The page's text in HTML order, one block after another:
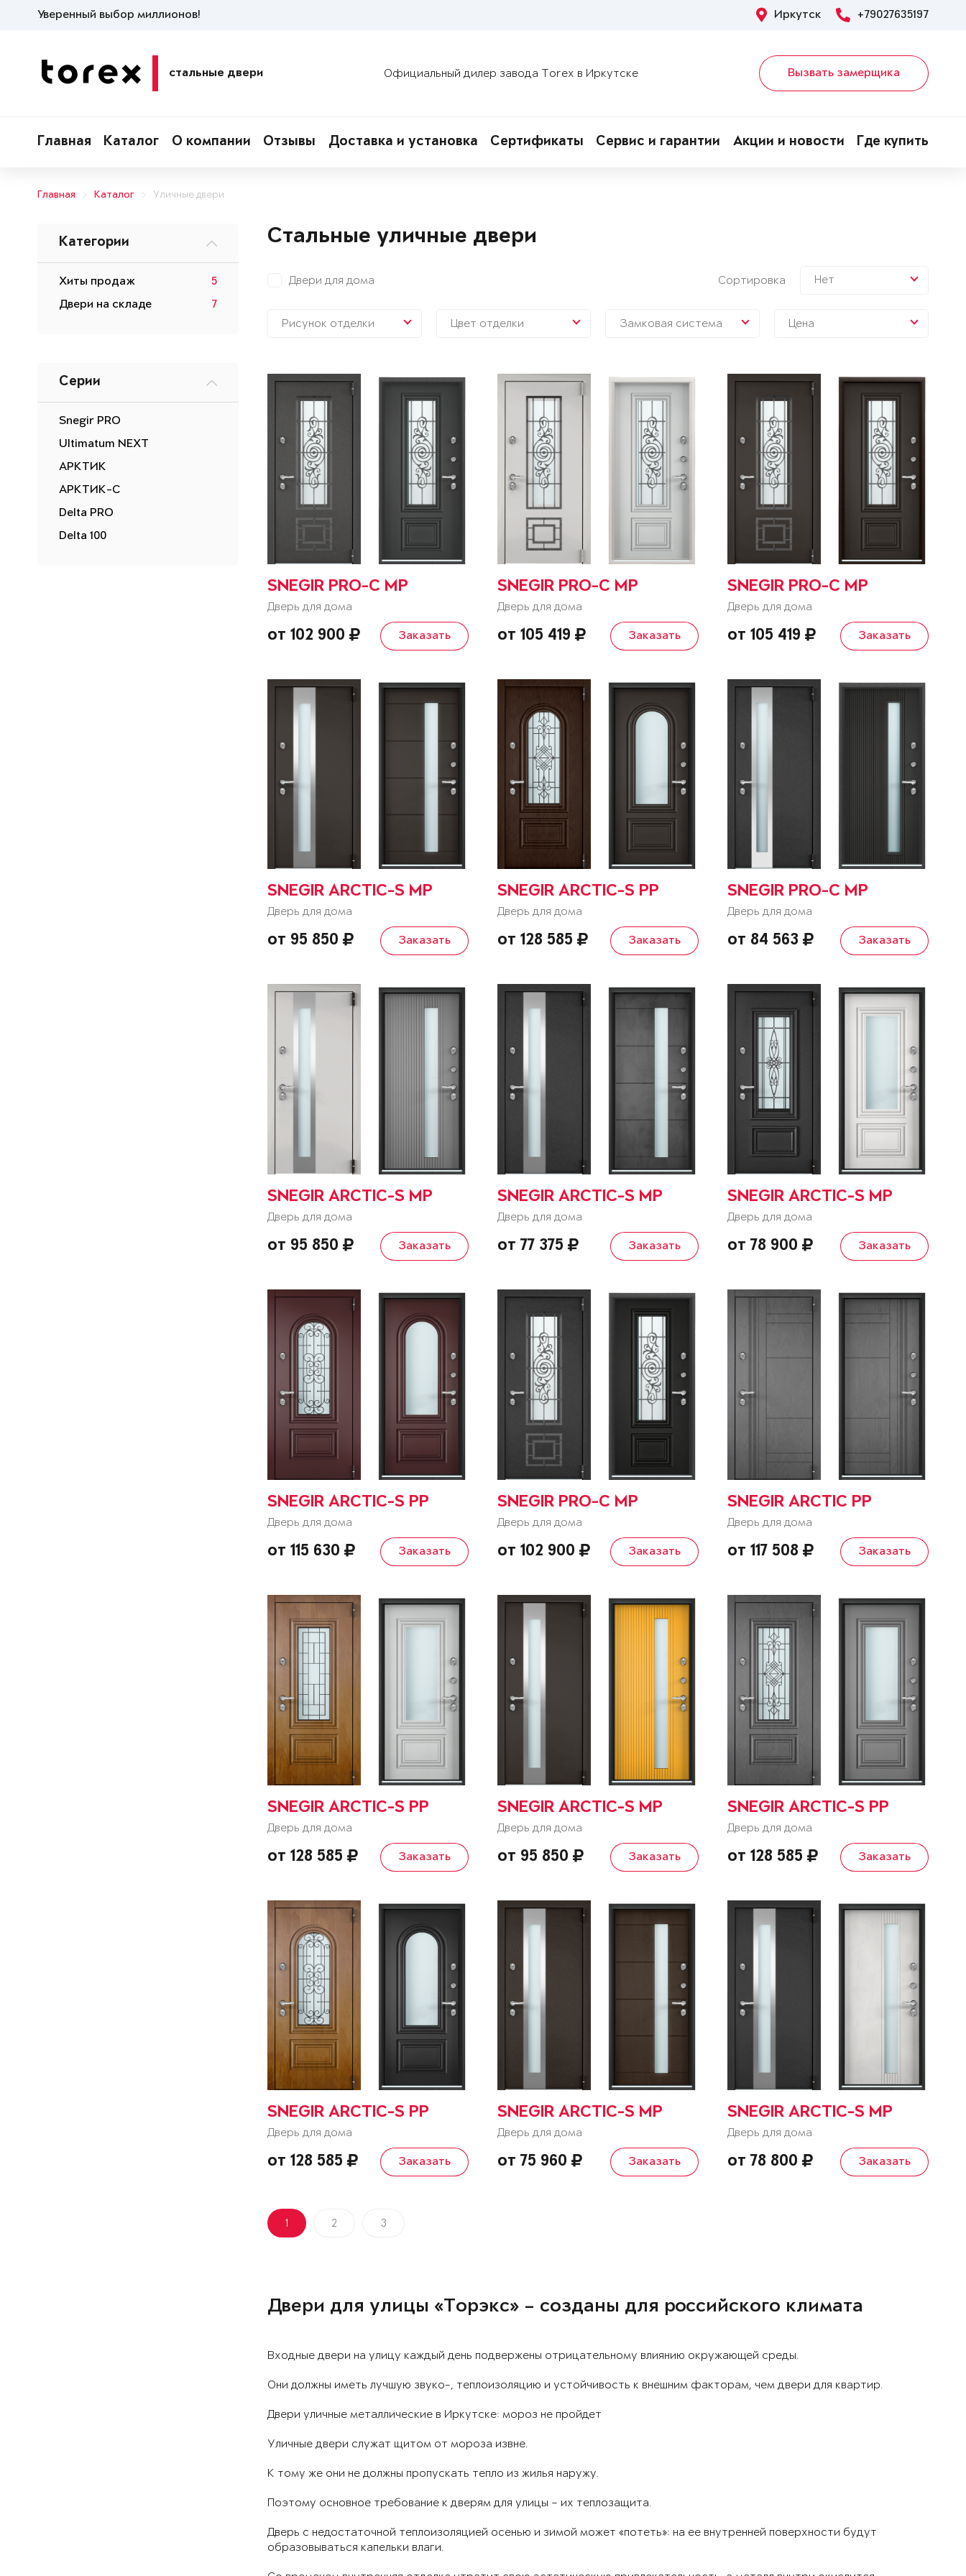
Уверенный выбор миллионов! Иркутск +79027635197
стальные двери Официальный дилер завода Torex в Иркутске Вызвать замерщика
Главная Каталог О компании Отзывы Доставка и установка Сертификаты Сервис и гарантии Акции и новости Где купить
Главная Каталог Уличные двери
Категории
Хиты продаж
5
Двери на складе
7
Серии
Snegir PRO
Ultimatum NEXT
АРКТИК
АРКТИК-С
Delta PRO
Delta 100
Стальные уличные двери
Двери для дома Сортировка Нет
Рисунок отделки Цвет отделки Замковая система Цена
SNEGIR PRO-C MP
Дверь для дома
от 102 900 Заказать
SNEGIR PRO-C MP
Дверь для дома
от 105 419 Заказать
SNEGIR PRO-C MP
Дверь для дома
от 105 419 Заказать
SNEGIR ARCTIC-S MP
Дверь для дома
от 95 850 Заказать
SNEGIR ARCTIC-S PP
Дверь для дома
от 128 585 Заказать
SNEGIR PRO-C MP
Дверь для дома
от 84 563 Заказать
SNEGIR ARCTIC-S MP
Дверь для дома
от 95 850 Заказать
SNEGIR ARCTIC-S MP
Дверь для дома
от 77 375 Заказать
SNEGIR ARCTIC-S MP
Дверь для дома
от 78 900 Заказать
SNEGIR ARCTIC-S PP
Дверь для дома
от 115 630 Заказать
SNEGIR PRO-C MP
Дверь для дома
от 102 900 Заказать
SNEGIR ARCTIC PP
Дверь для дома
от 117 508 Заказать
SNEGIR ARCTIC-S PP
Дверь для дома
от 128 585 Заказать
SNEGIR ARCTIC-S MP
Дверь для дома
от 95 850 Заказать
SNEGIR ARCTIC-S PP
Дверь для дома
от 128 585 Заказать
SNEGIR ARCTIC-S PP
Дверь для дома
от 128 585 Заказать
SNEGIR ARCTIC-S MP
Дверь для дома
от 75 960 Заказать
SNEGIR ARCTIC-S MP
Дверь для дома
от 78 800 Заказать
1 2 3
Двери для улицы «Торэкс» – созданы для российского климата
Входные двери на улицу каждый день подвержены отрицательному влиянию окружающей среды.
Они должны иметь лучшую звуко-, теплоизоляцию и устойчивость к внешним факторам, чем двери для квартир.
Двери уличные металлические в Иркутске: мороз не пройдет
Уличные двери служат щитом от мороза извне.
К тому же они не должны пропускать тепло из жилья наружу.
Поэтому основное требование к дверям для улицы – их теплозащита.
Дверь с недостаточной теплоизоляцией осенью и зимой может «потеть»: на ее внутренней поверхности будут
образовываться капельки влаги.